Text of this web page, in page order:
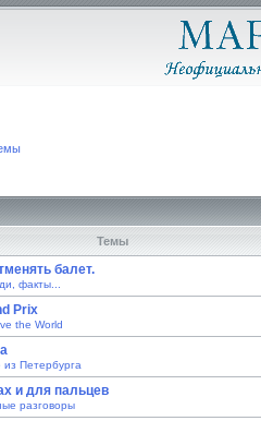
Темы
балет.
факты...
Prix
the World
Петербурга
и для пальцев
разговоры